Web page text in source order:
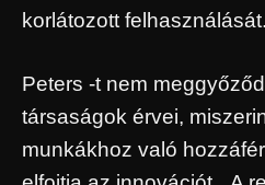
korlátozott felhasználását.
Peters -t nem
társaságok érvei,
munkákhoz való